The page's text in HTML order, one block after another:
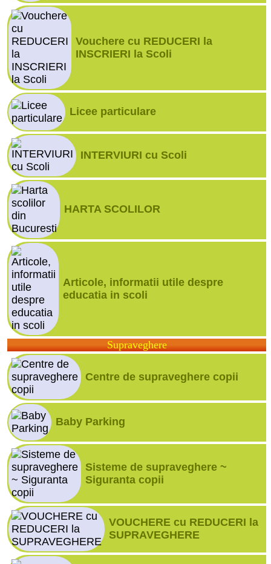
Vouchere cu REDUCERI la
INSCRIERI la Scoli
Licee particulare
INTERVIURI cu Scoli
HARTA SCOLILOR
Articole, informatii utile despre
educatia in scoli
Supraveghere
Centre de supraveghere copii
Baby Parking
Sisteme de supraveghere ~
Siguranta copii
VOUCHERE cu REDUCERI la
SUPRAVEGHERE